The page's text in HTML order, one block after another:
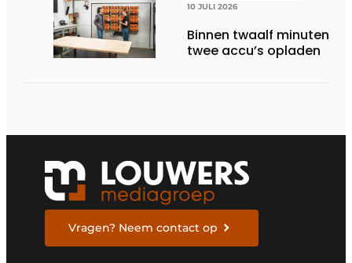
10 JULI 2026
Binnen twaalf minuten
twee accu’s opladen
Vragen? Neem contact op